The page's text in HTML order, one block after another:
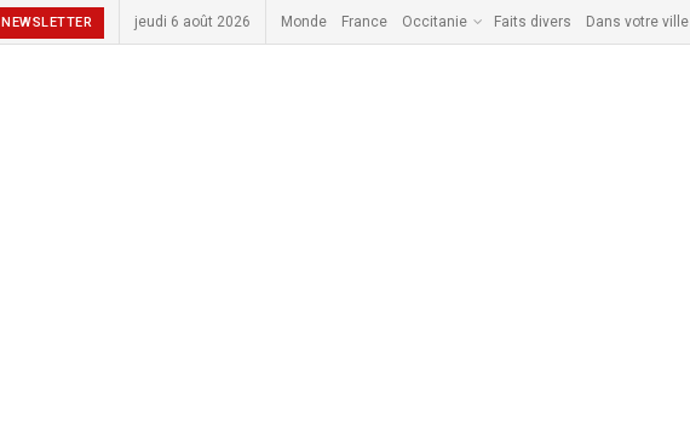
NEWSLETTER jeudi 6 août 2026 Monde France Occitanie Faits divers Dans votre ville